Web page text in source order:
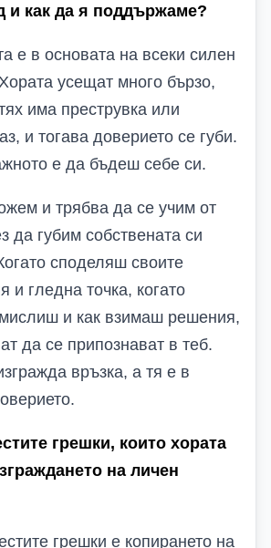
и как да я поддържаме?
е в основата на всеки силен
усещат много бързо,
има преструвка или
и тогава доверието се губи.
е да бъдеш себе си.
и трябва да се учим от
да губим собствената си
споделяш своите
и гледна точка, когато
и как взимаш решения,
да се припознават в теб.
връзка, а тя е в
грешки, които хората
на личен
грешки е копирането на